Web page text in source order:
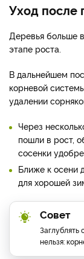
Уход после
Деревья больше
этапе роста.
В дальнейшем
корневой
удалении
Через
пошли в рост,
сосенки
Ближе к осени
для хорошей
Совет
Заглублять
нельзя: